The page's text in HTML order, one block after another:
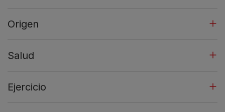
Origen
Salud
Ejercicio